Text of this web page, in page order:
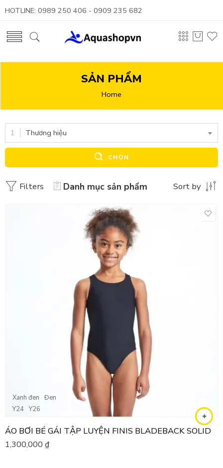
HOTLINE: 0989 250 406 - 0909 235 682
SẢN PHẨM
Home
Thương hiệu
CHỌN
Filters Danh mục sản phẩm Sort by
Xanh đen
Đen
Y24 Y26
ÁO BƠI BÉ GÁI TẬP LUYỆN FINIS BLADEBACK SOLID
1,300,000 ₫